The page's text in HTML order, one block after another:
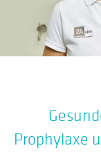
Prophylaxe